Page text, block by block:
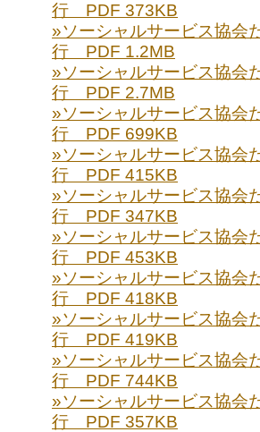
行 PDF 373KB
»ソーシャルサービス協
行 PDF 1.2MB
»ソーシャルサービス協
行 PDF 2.7MB
»ソーシャルサービス協
行 PDF 699KB
»ソーシャルサービス協
行 PDF 415KB
»ソーシャルサービス協
行 PDF 347KB
»ソーシャルサービス協
行 PDF 453KB
»ソーシャルサービス協
行 PDF 418KB
»ソーシャルサービス協
行 PDF 419KB
»ソーシャルサービス協
行 PDF 744KB
»ソーシャルサービス協
行 PDF 357KB